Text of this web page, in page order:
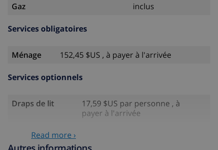
Gaz
inclus
Services obligatoires
Ménage 152,45 $US , à payer à l'arrivée
Services optionnels
Draps de lit
17,59 $US par personne , à
payer à l'arrivée
Serviettes
Read more ›